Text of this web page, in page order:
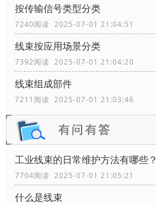
按传输信号类型分类
7240阅读 2025-07-01 21:04:51
线束按应用场景分类
7392阅读 2025-07-01 21:04:20
线束组成部件
7211阅读 2025-07-01 21:03:46
工业线束的日常维护方法有哪些？
7704阅读 2025-07-01 21:05:21
什么是线束